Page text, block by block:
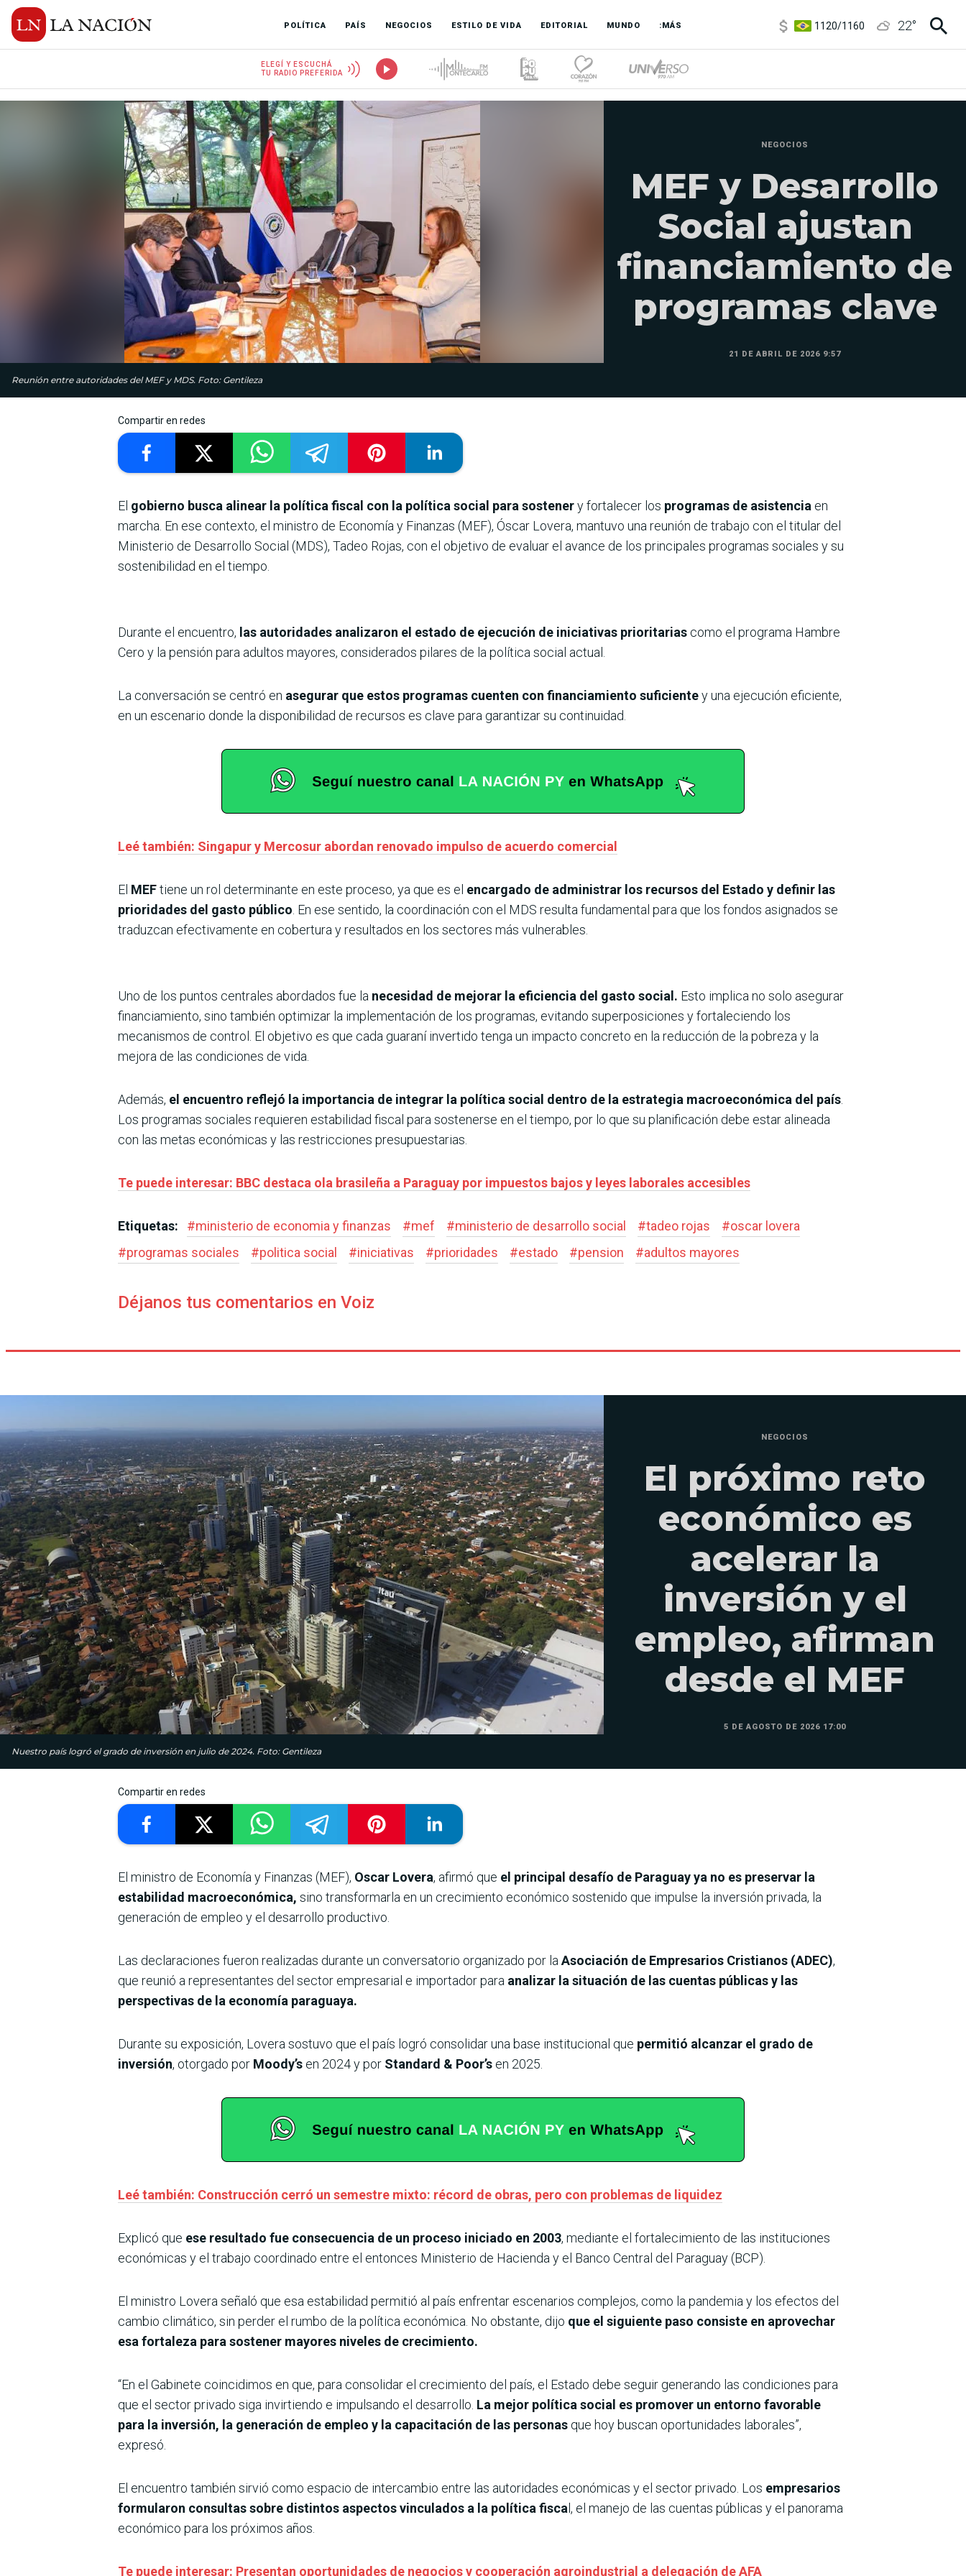
POLÍTICA PAÍS NEGOCIOS ESTILO DE VIDA EDITORIAL MUNDO :MÁS
3,6/3,9
22°
ELEGÍ Y ESCUCHÁ
TU RADIO PREFERIDA
Reunión entre autoridades del MEF y MDS. Foto: Gentileza
NEGOCIOS
MEF y Desarrollo
Social ajustan
financiamiento de
programas clave
21 DE ABRIL DE 2026 9:57
Compartir en redes
El gobierno busca alinear la política fiscal con la política social para sostenery fortalecer los programas de asistencia en
marcha. En ese contexto, el ministro de Economía y Finanzas (MEF), Óscar Lovera, mantuvo una reunión de trabajo con el titular del
Ministerio de Desarrollo Social (MDS), Tadeo Rojas, con el objetivo de evaluar el avance de los principales programas sociales y su
sostenibilidad en el tiempo.
Durante el encuentro, las autoridades analizaron el estado de ejecución de iniciativas prioritarias como el programa Hambre
Cero y la pensión para adultos mayores, considerados pilares de la política social actual.
La conversación se centró en asegurar que estos programas cuenten con financiamiento suficientey una ejecución eficiente,
en un escenario donde la disponibilidad de recursos es clave para garantizar su continuidad.
Leé también: Singapur y Mercosur abordan renovado impulso de acuerdo comercial
El MEFtiene un rol determinante en este proceso, ya que es el encargado de administrar los recursos del Estado y definir las
prioridades del gasto público . En ese sentido, la coordinación con el MDS resulta fundamental para que los fondos asignados se
traduzcan efectivamente en cobertura y resultados en los sectores más vulnerables.
Uno de los puntos centrales abordados fue la necesidad de mejorar la eficiencia del gasto social. Esto implica no solo asegurar
financiamiento, sino también optimizar la implementación de los programas, evitando superposiciones y fortaleciendo los
mecanismos de control. El objetivo es que cada guaraní invertido tenga un impacto concreto en la reducción de la pobreza y la
mejora de las condiciones de vida.
Además, el encuentro reflejó la importancia de integrar la política social dentro de la estrategia macroeconómica del país
Los programas sociales requieren estabilidad fiscal para sostenerse en el tiempo, por lo que su planificación debe estar alineada
con las metas económicas y las restricciones presupuestarias.
Te puede interesar: BBC destaca ola brasileña a Paraguay por impuestos bajos y leyes laborales accesibles
Etiquetas: #ministerio de economia y finanzas #mef #ministerio de desarrollo social #tadeo rojas #oscar lovera
#programas sociales #politica social #iniciativas #prioridades #estado #pension #adultos mayores
Déjanos tus comentarios en Voiz
Nuestro país logró el grado de inversión en julio de 2024. Foto: Gentileza
NEGOCIOS
El próximo reto
económico es
acelerar la
inversión y el
empleo, afirman
desde el MEF
5 DE AGOSTO DE 2026 17:00
Compartir en redes
El ministro de Economía y Finanzas (MEF), Oscar Lovera, afirmó que el principal desafío de Paraguay ya no es preservar la
estabilidad macroeconómica, sino transformarla en un crecimiento económico sostenido que impulse la inversión privada, la
generación de empleo y el desarrollo productivo.
Las declaraciones fueron realizadas durante un conversatorio organizado por laAsociación de Empresarios Cristianos (ADEC),
que reunió a representantes del sector empresarial e importador para analizar la situación de las cuentas públicas y las
perspectivas de la economía paraguaya.
Durante su exposición, Lovera sostuvo que el país logró consolidar una base institucional que permitió alcanzar el grado de
inversión, otorgado por Moody’s en 2024 y por Standard & Poor’s en 2025.
Leé también: Construcción cerró un semestre mixto: récord de obras, pero con problemas de liquidez
Explicó que ese resultado fue consecuencia de un proceso iniciado en 2003, mediante el fortalecimiento de las instituciones
económicas y el trabajo coordinado entre el entonces Ministerio de Hacienda y el Banco Central del Paraguay (BCP).
El ministro Lovera señaló que esa estabilidad permitió al país enfrentar escenarios complejos, como la pandemia y los efectos del
cambio climático, sin perder el rumbo de la política económica. No obstante, dijo que el siguiente paso consiste en aprovechar
esa fortaleza para sostener mayores niveles de crecimiento.
“En el Gabinete coincidimos en que, para consolidar el crecimiento del país, el Estado debe seguir generando las condiciones para
que el sector privado siga invirtiendo e impulsando el desarrollo. La mejor política social es promover un entorno favorable
para la inversión, la generación de empleo y la capacitación de las personas que hoy buscan oportunidades laborales”,
expresó.
El encuentro también sirvió como espacio de intercambio entre las autoridades económicas y el sector privado. Los empresarios
formularon consultas sobre distintos aspectos vinculados a la política fiscal, el manejo de las cuentas públicas y el panorama
económico para los próximos años.
Te puede interesar: Presentan oportunidades de negocios y cooperación agroindustrial a delegación de AFA